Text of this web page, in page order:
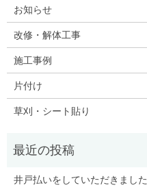
お知らせ
改修・解体工事
施工事例
片付け
草刈・シート貼り
井戸払いをしていただきました